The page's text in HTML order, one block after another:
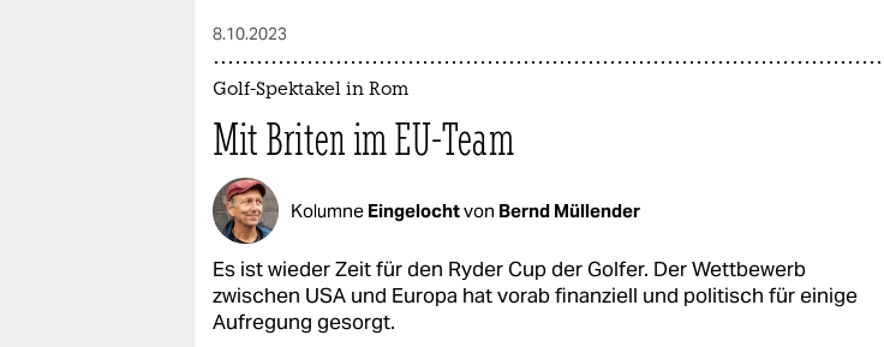
8.10.2023
Golf-Spektakel in Rom
Mit Briten im EU-Team
Kolumne Eingelochtvon Bernd Müllender
Es ist wieder Zeit für den Ryder Cup der Golfer. Der Wettbewerb
zwischen USA und Europa hat vorab finanziell und politisch für einige
Aufregung gesorgt.